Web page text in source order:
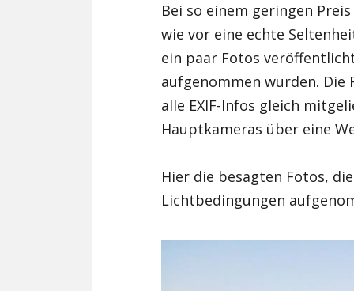
Bei so einem geringen
wie vor eine echte
ein paar Fotos
aufgenommen wurden.
alle EXIF-Infos gleich
Hauptkameras über eine
Hier die besagten Fotos,
Lichtbedingungen